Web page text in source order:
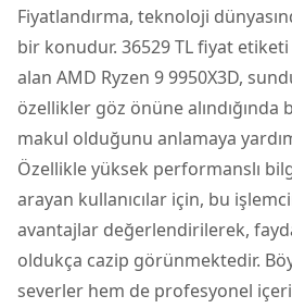
Fiyatlandırma, teknoloji
bir konudur. 36529 TL fiyat
alan AMD Ryzen 9 9950X3D,
özellikler göz önüne alındığında
makul olduğunu anlamaya
Özellikle yüksek performanslı
arayan kullanıcılar için, bu
avantajlar değerlendirilerek,
oldukça cazip görünmektedir.
severler hem de profesyonel